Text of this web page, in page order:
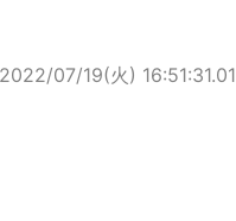
2022/07/19(火) 16:51:31.01